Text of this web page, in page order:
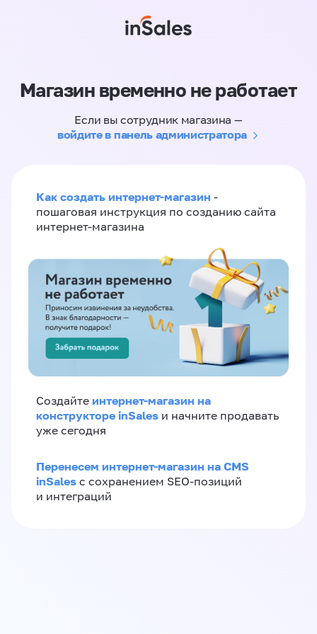
Магазин временно не работает
Если вы сотрудник магазина —
войдите в панель администратора
Как создать интернет-магазин -
пошаговая инструкция по созданию сайта
интернет-магазина
Создайте интернет-магазин на
конструкторе inSales и начните продавать
уже сегодня
Перенесем интернет-магазин на CMS
inSales с сохранением SEO-позиций
и интеграций